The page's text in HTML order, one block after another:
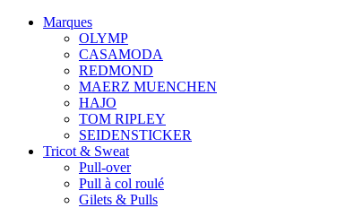
Marques
OLYMP
CASAMODA
REDMOND
MAERZ MUENCHEN
HAJO
TOM RIPLEY
SEIDENSTICKER
Tricot & Sweat
Pull-over
Pull à col roulé
Gilets & Pulls